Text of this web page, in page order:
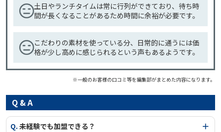
土日やランチタイムは常に行列ができており、待ち時
間が長くなることがあるため時間に余裕が必要です。
こだわりの素材を使っている分、日常的に通うには価
格が少し高めに感じられるという声もあるようです。
※一般のお客様の口コミ等を編集部がまとめた内容になります。
Q & A
Q. 未経験でも加盟できる？